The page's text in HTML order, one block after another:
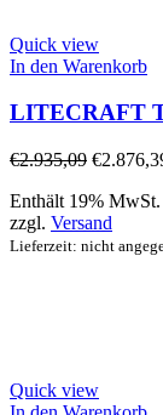
Quick view
In den Warenkorb
LITECRAFT
€2.935,09 €
Enthält 19% MwSt.
zzgl. Versand
Lieferzeit: nicht
Quick view